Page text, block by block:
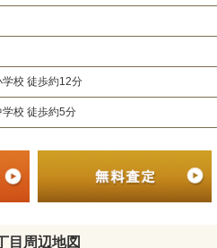
学校 徒歩約12分
学校 徒歩約5分
目周辺地図